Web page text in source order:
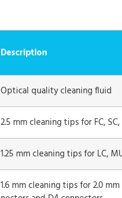
Description
Optical quality cleaning fluid
2.5 mm cleaning tips for FC,
1.25 mm cleaning tips for LC,
1.6 mm cleaning tips for 2.0